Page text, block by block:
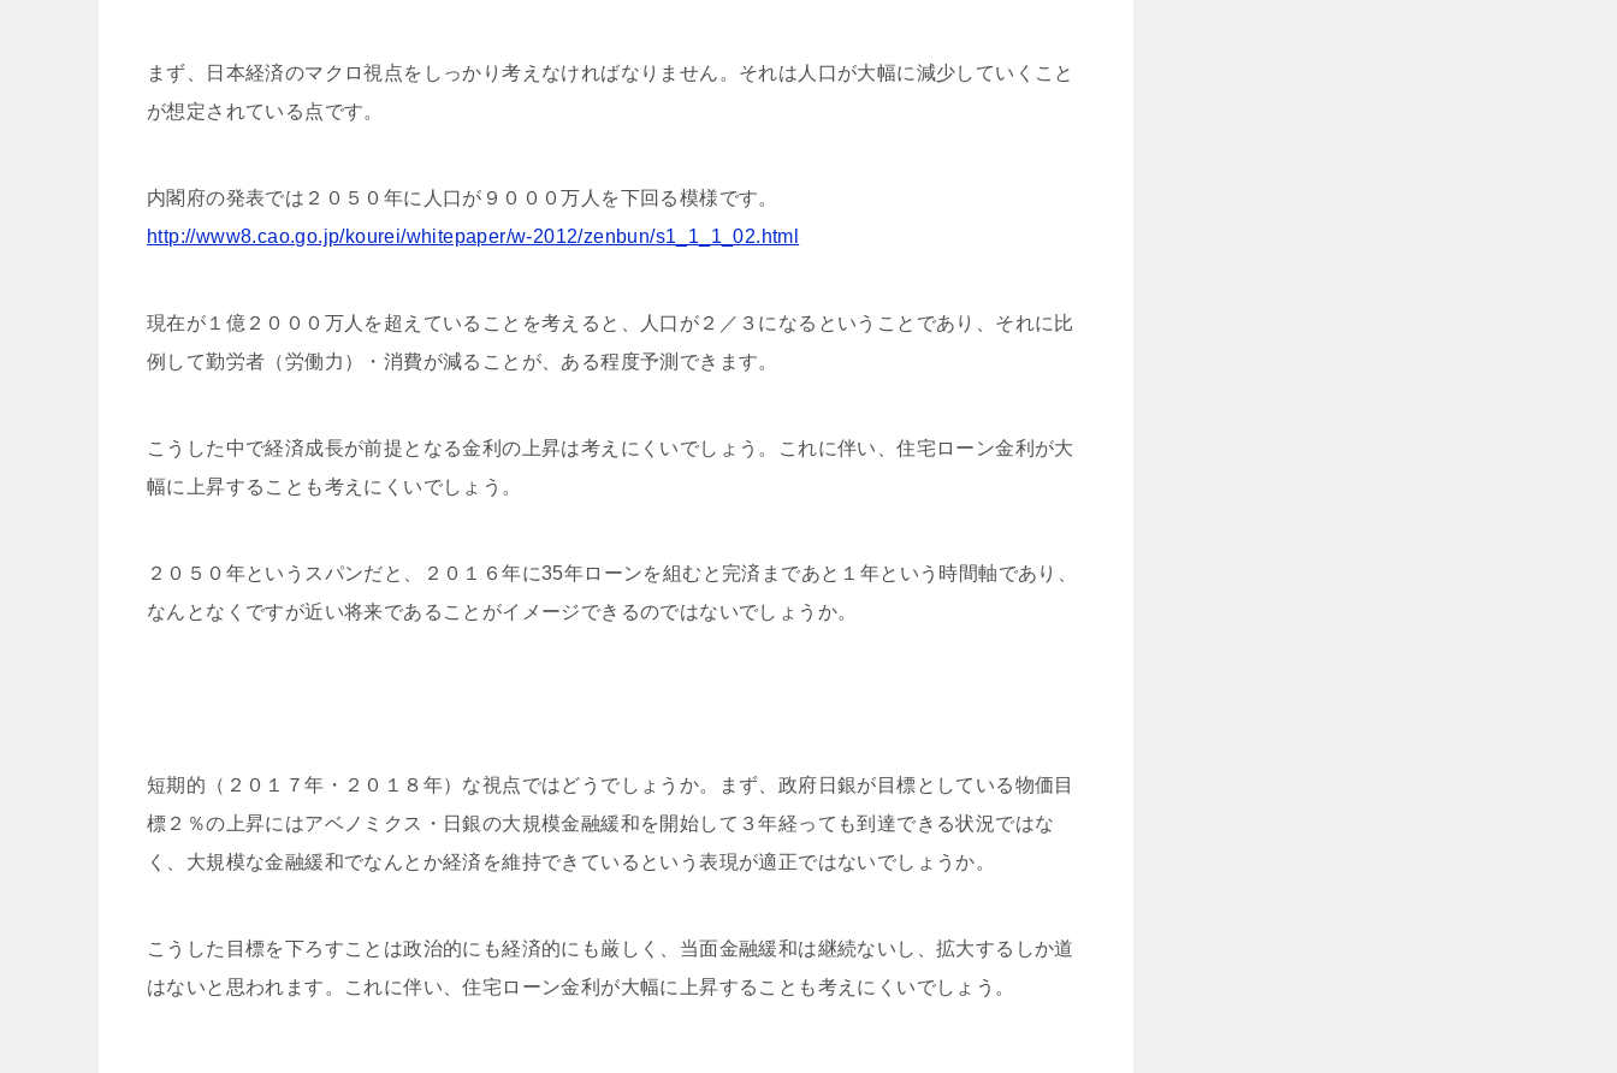
まず、日本経済のマクロ視点をしっかり考えなければなりません。それは人口が大幅に減少していくこと
が想定されている点です。
内閣府の発表では２０５０年に人口が９０００万人を下回る模様です。
http://www8.cao.go.jp/kourei/whitepaper/w-2012/zenbun/s1_1_1_02.html
現在が１億２０００万人を超えていることを考えると、人口が２／３になるということであり、それに比
例して勤労者（労働力）・消費が減ることが、ある程度予測できます。
こうした中で経済成長が前提となる金利の上昇は考えにくいでしょう。これに伴い、住宅ローン金利が大
幅に上昇することも考えにくいでしょう。
２０５０年というスパンだと、２０１６年に35年ローンを組むと完済まであと１年という時間軸であり、
なんとなくですが近い将来であることがイメージできるのではないでしょうか。
短期的（２０１７年・２０１８年）な視点ではどうでしょうか。まず、政府日銀が目標としている物価目
標２％の上昇にはアベノミクス・日銀の大規模金融緩和を開始して３年経っても到達できる状況ではな
く、大規模な金融緩和でなんとか経済を維持できているという表現が適正ではないでしょうか。
こうした目標を下ろすことは政治的にも経済的にも厳しく、当面金融緩和は継続ないし、拡大するしか道
はないと思われます。これに伴い、住宅ローン金利が大幅に上昇することも考えにくいでしょう。